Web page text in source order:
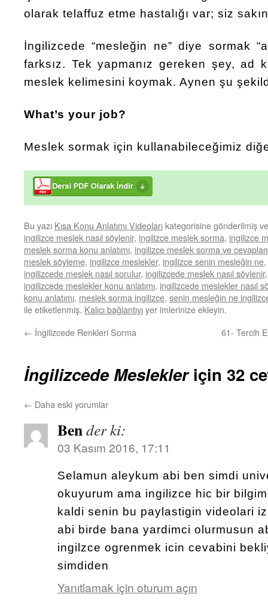
olarak telaffuz etme hastalığı var; siz
İngilizcede “mesleğin ne” diye sormak
farksız. Tek yapmanız gereken şey, ad
meslek kelimesini koymak. Aynen şu
What’s your job?
Meslek sormak için kullanabileceğimiz
Bu yazı Kısa Konu Anlatımı Videoları kategorisine gönderilmiş
ingilizce meslek nasıl söylenir, ingilizce meslek sorma, ingilizce
meslek sorma konu anlatımı, ingilizce meslek sorma ve
meslek söyleme, ingilizce meslekler, ingilizce senin mesleğin ne,
ingilizcede meslek nasıl sorulur, ingilizcede meslek nasıl söylenir
ingilizcede meslekler konu anlatımı, ingilizcede meslekler nasıl
konu anlatımı, meslek sorma ingilizce, senin mesleğin ne
ile etiketlenmiş. Kalıcı bağlantıyıyer imlerinize ekleyin.
← İngilizcede Renkleri Sorma 61- Tercih
İngilizcede Meslekleriçin 32
← Daha eski yorumlar
Bender ki:
03 Kasım 2016, 17:11
Selamun aleykum abi ben simdi
okuyurum ama ingilizce hic bir
kaldi senin bu paylastigin videolari
abi birde bana yardimci olurmusun
ingilzce ogrenmek icin cevabini
simdiden
Yanıtlamak için oturum açın